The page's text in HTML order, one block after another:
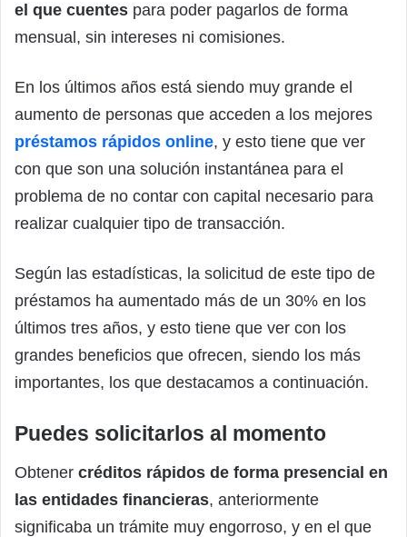
el que cuentes para poder pagarlos de forma
mensual, sin intereses ni comisiones.
En los últimos años está siendo muy grande el
aumento de personas que acceden a los mejores
préstamos rápidos online, y esto tiene que ver
con que son una solución instantánea para el
problema de no contar con capital necesario para
realizar cualquier tipo de transacción.
Según las estadísticas, la solicitud de este tipo de
préstamos ha aumentado más de un 30% en los
últimos tres años, y esto tiene que ver con los
grandes beneficios que ofrecen, siendo los más
importantes, los que destacamos a continuación.
Puedes solicitarlos al momento
Obtener créditos rápidos de forma presencial en
las entidades financieras, anteriormente
significaba un trámite muy engorroso, y en el que